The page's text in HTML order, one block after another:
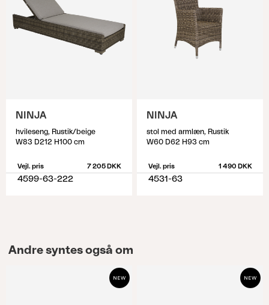
NINJA
hvileseng, Rustik/beige
W83 D212 H100 cm
Vejl. pris 7 205 DKK
4599-63-222
NINJA
stol med armlæn, Rustik
W60 D62 H93 cm
Vejl. pris 1 490 DKK
4531-63
Andre syntes også om